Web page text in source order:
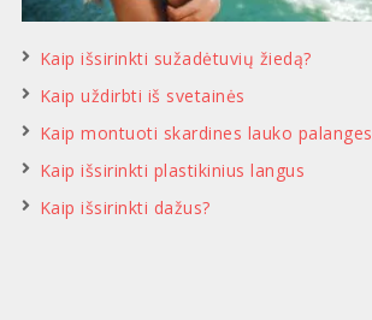
Kaip išsirinkti sužadėtuvių žiedą?
Kaip uždirbti iš svetainės
Kaip montuoti skardines lauko palanges
Kaip išsirinkti plastikinius langus
Kaip išsirinkti dažus?